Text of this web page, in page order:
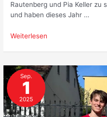
Rautenberg und Pia Keller zu
und haben dieses Jahr …
Wir
neuen
FSJlerinnen
der
Handballabteilung!
Weiterlesen
Sep.
1
2025